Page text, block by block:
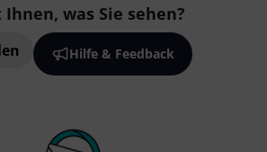
was Sie sehen?
Hilfe & Feedback